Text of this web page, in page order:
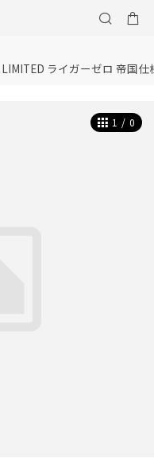
ライガーゼロ 帝国
1 / 0